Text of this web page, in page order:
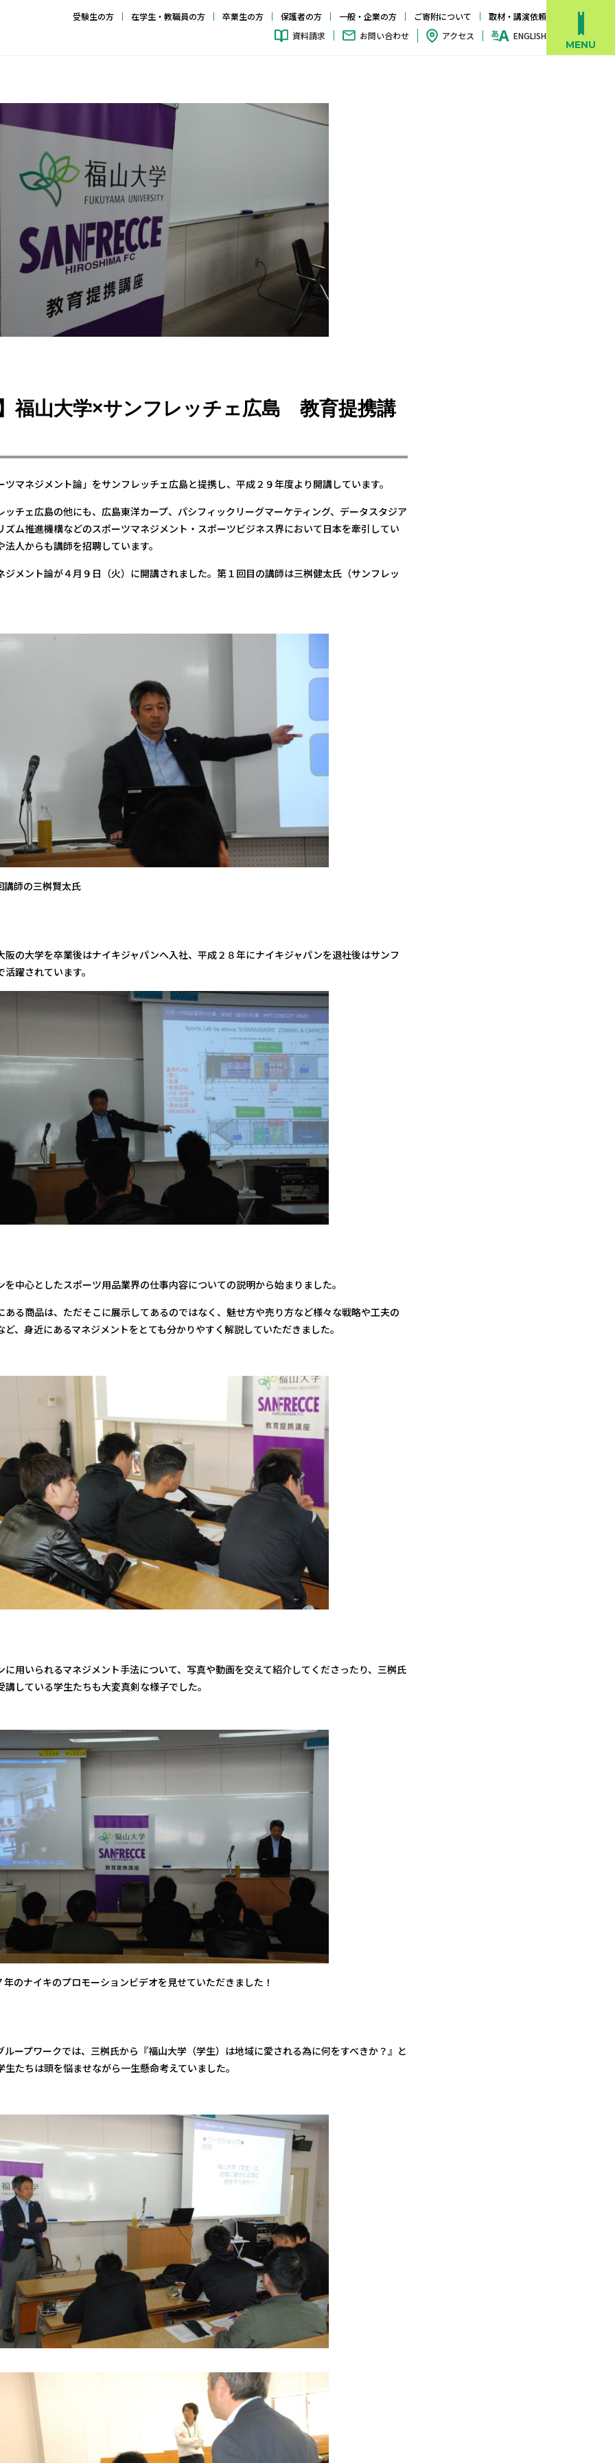
受験生の方 在学生・教職員の方 卒業生の方 保護者の方 一般・企業の方 ご寄附について
取材・講演依頼
資料請求
お問い合わせ アクセス ENGLISH
福山大学×サンフレッチェ広島 教育提携講
マネジメント論」をサンフレッチェ広島と提携し、平成２９年度より開講しています。
ッチェ広島の他にも、広島東洋カープ、パシフィックリーグマーケティング、データスタジア
ズム推進機構などのスポーツマネジメント・スポーツビジネス界において日本を牽引してい
人からも講師を招聘しています。
ジメント論が４月９日（火）に開講されました。第１回目の講師は三桝健太氏（サンフレッ
講師の三桝賢太氏
阪の大学を卒業後はナイキジャパンへ入社、平成２８年にナイキジャパンを退社後はサンフ
躍されています。
中心としたスポーツ用品業界の仕事内容についての説明から始まりました。
ある商品は、ただそこに展示してあるのではなく、魅せ方や売り方など様々な戦略や工夫の
、身近にあるマネジメントをとても分かりやすく解説していただきました。
に用いられるマネジメント手法について、写真や動画を交えて紹介してくださったり、三桝氏
している学生たちも大変真剣な様子でした。
年のナイキのプロモーションビデオを見せていただきました！
ループワークでは、三桝氏から『福山大学（学生）は地域に愛される為に何をすべきか？』と
たちは頭を悩ませながら一生懸命考えていました。